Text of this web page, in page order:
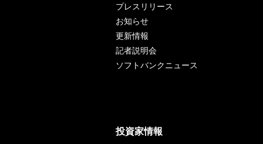
プレスリリース
お知らせ
更新情報
記者説明会
ソフトバンクニュース
投資家情報